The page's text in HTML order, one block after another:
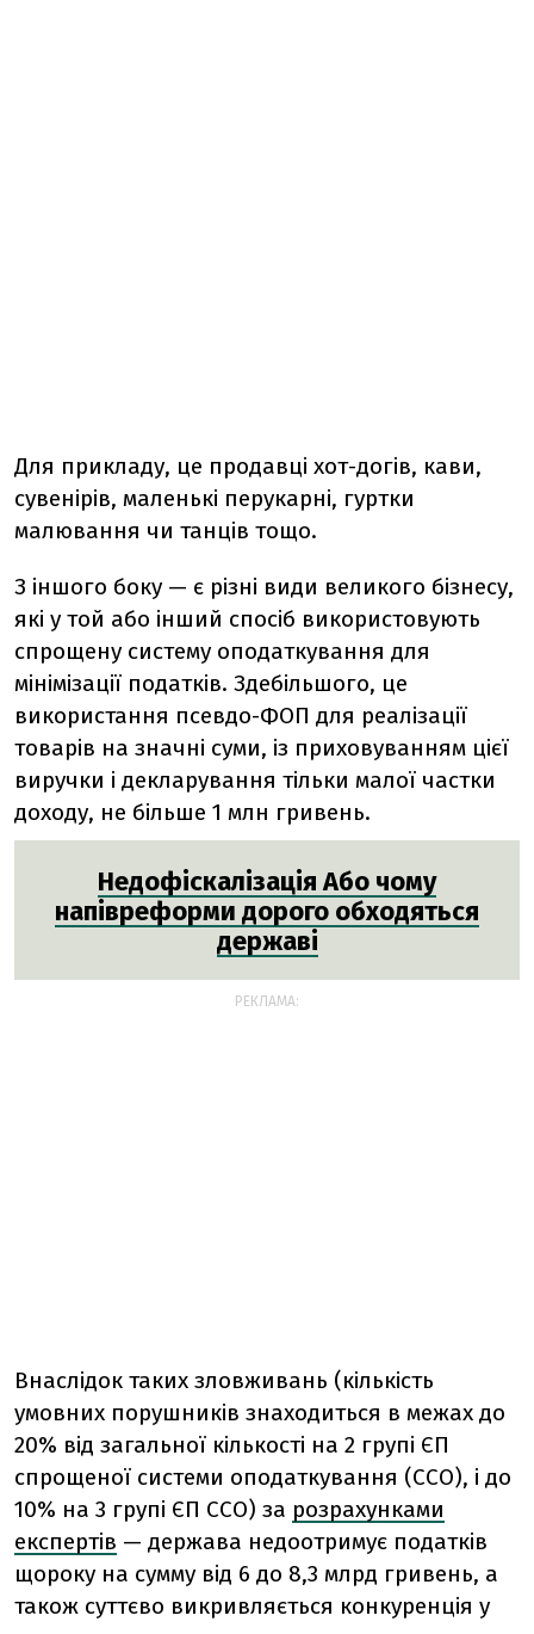
Для прикладу, це продавці хот-догів, кави,
сувенірів, маленькі перукарні, гуртки
малювання чи танців тощо.
З іншого боку — є різні види великого бізнесу,
які у той або інший спосіб використовують
спрощену систему оподаткування для
мінімізації податків. Здебільшого, це
використання псевдо-ФОП для реалізації
товарів на значні суми, із приховуванням цієї
виручки і декларування тільки малої частки
доходу, не більше 1 млн гривень.
Недофіскалізація Або чому
напівреформи дорого обходяться
державі
РЕКЛАМА:
Внаслідок таких зловживань (кількість
умовних порушників знаходиться в межах до
20% від загальної кількості на 2 групі ЄП
спрощеної системи оподаткування (ССО), і до
10% на 3 групі ЄП ССО) за розрахунками
експертів — держава недоотримує податків
щороку на сумму від 6 до 8,3 млрд гривень, а
також суттєво викривляється конкуренція у